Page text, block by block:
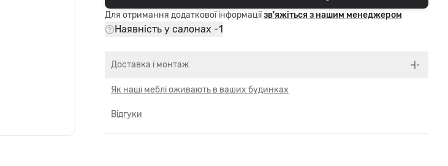
Для отримання додаткової інформаціїзв'яжіться з нашим менеджером
Наявність у салонах -1
Доставка і монтаж
Як наші меблі оживають в ваших будинках
Відгуки